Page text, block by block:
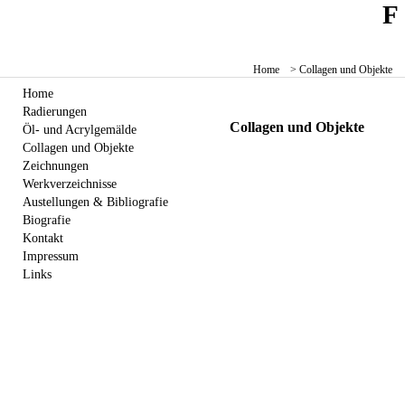
Home > Collagen und Objekte
Collagen und Objekte
Home
Radierungen
Öl- und Acrylgemälde
Collagen und Objekte
Zeichnungen
Werkverzeichnisse
Austellungen & Bibliografie
Biografie
Kontakt
Impressum
Links